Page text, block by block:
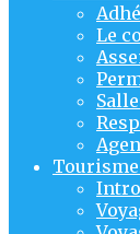
Le
Tourisme
Intro